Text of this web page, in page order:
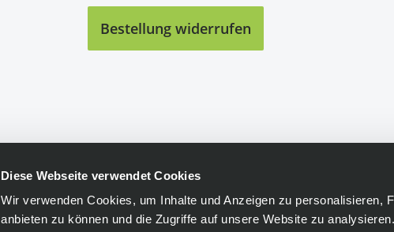
Diese Webseite verwendet Cookies
Wir verwenden Cookies, um Inhalte und Anzeigen zu personalisieren,
anbieten zu können und die Zugriffe auf unsere Website zu
Bestellung widerrufen